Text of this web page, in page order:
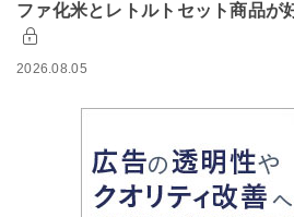
ファ化米とレトルトセット商品が
2026.08.05